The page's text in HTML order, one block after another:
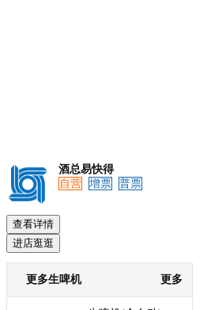
预览
酒总易快得
自营
增票 普票
查看详情
进店逛逛
更多生啤机 更多